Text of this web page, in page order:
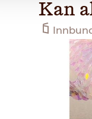
Kan